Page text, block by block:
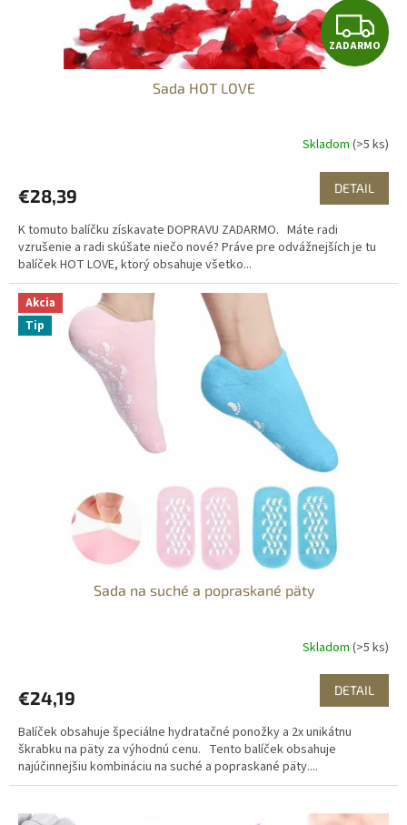
Z
A
A
R
M
O
ZADARMO
Sada HOT LOVE
Skladom (>5 ks)
€28,39 DETAIL
K tomuto balíčku získavate DOPRAVU ZADARMO. Máte radi
vzrušenie a radi skúšate niečo nové? Práve pre odvážnejších je tu
balíček HOT LOVE, ktorý obsahuje všetko...
Akcia
Tip
Sada na suché a popraskané päty
Skladom (>5 ks)
€24,19 DETAIL
Balíček obsahuje špeciálne hydratačné ponožky a 2x unikátnu
škrabku na päty za výhodnú cenu. Tento balíček obsahuje
najúčinnejšiu kombináciu na suché a popraskané päty....